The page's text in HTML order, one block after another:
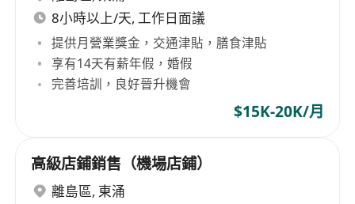
8小時以上/天, 工作日面議
提供月營業獎金，交通津貼，膳食津貼
享有14天有薪年假，婚假
完善培訓，良好晉升機會
$15K-20K/月
高級店鋪銷售（機場店鋪）
離島區, 東涌